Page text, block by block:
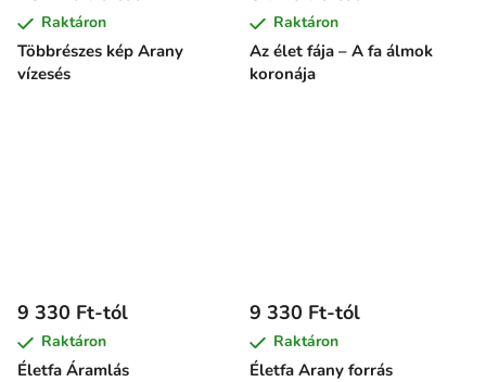
Többrészes kép Arany
vízesés
Raktáron
Az élet fája – A fa álmok
koronája
Raktáron
Életfa Áramlás
9 330 Ft-tól
Raktáron
Életfa Arany forrás
9 330 Ft-tól
Raktáron